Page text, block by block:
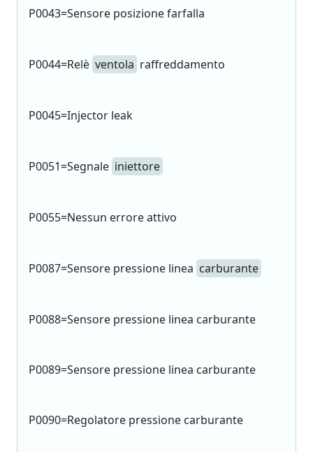
P0043=Sensore posizione farfalla
P0044=Relè ventola raffreddamento
P0045=Injector leak
P0051=Segnale iniettore
P0055=Nessun errore attivo
P0087=Sensore pressione linea carburante
P0088=Sensore pressione linea carburante
P0089=Sensore pressione linea carburante
P0090=Regolatore pressione carburante